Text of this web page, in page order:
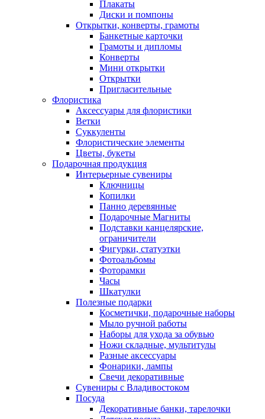
Плакаты
Диски и помпоны
Открытки, конверты, грамоты
Банкетные карточки
Грамоты и дипломы
Конверты
Мини открытки
Открытки
Пригласительные
Флористика
Аксессуары для флористики
Ветки
Суккуленты
Флористические элементы
Цветы, букеты
Подарочная продукция
Интерьерные сувениры
Ключницы
Копилки
Панно деревянные
Подарочные Магниты
Подставки канцелярские,
ограничители
Фигурки, статуэтки
Фотоальбомы
Фоторамки
Часы
Шкатулки
Полезные подарки
Косметички, подарочные наборы
Мыло ручной работы
Наборы для ухода за обувью
Ножи складные, мультитулы
Разные аксессуары
Фонарики, лампы
Свечи декоративные
Сувениры с Владивостоком
Посуда
Декоративные банки, тарелочки